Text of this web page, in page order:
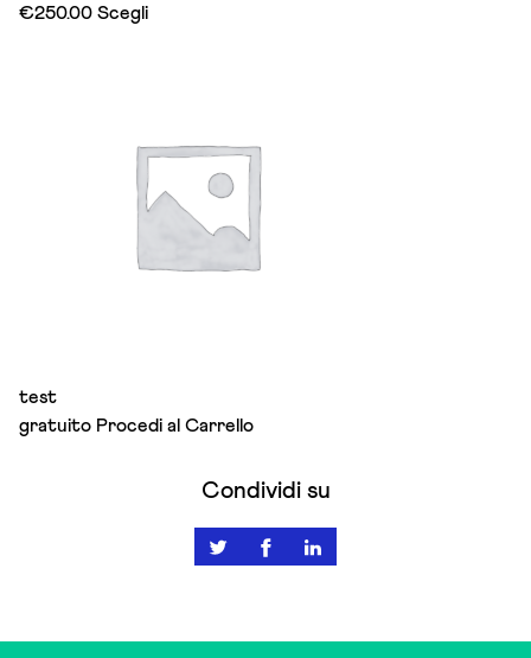
€250.00 ScegliThis
The
options
may
chosen
test
gratuito Procedi al Carrello
Condividi su